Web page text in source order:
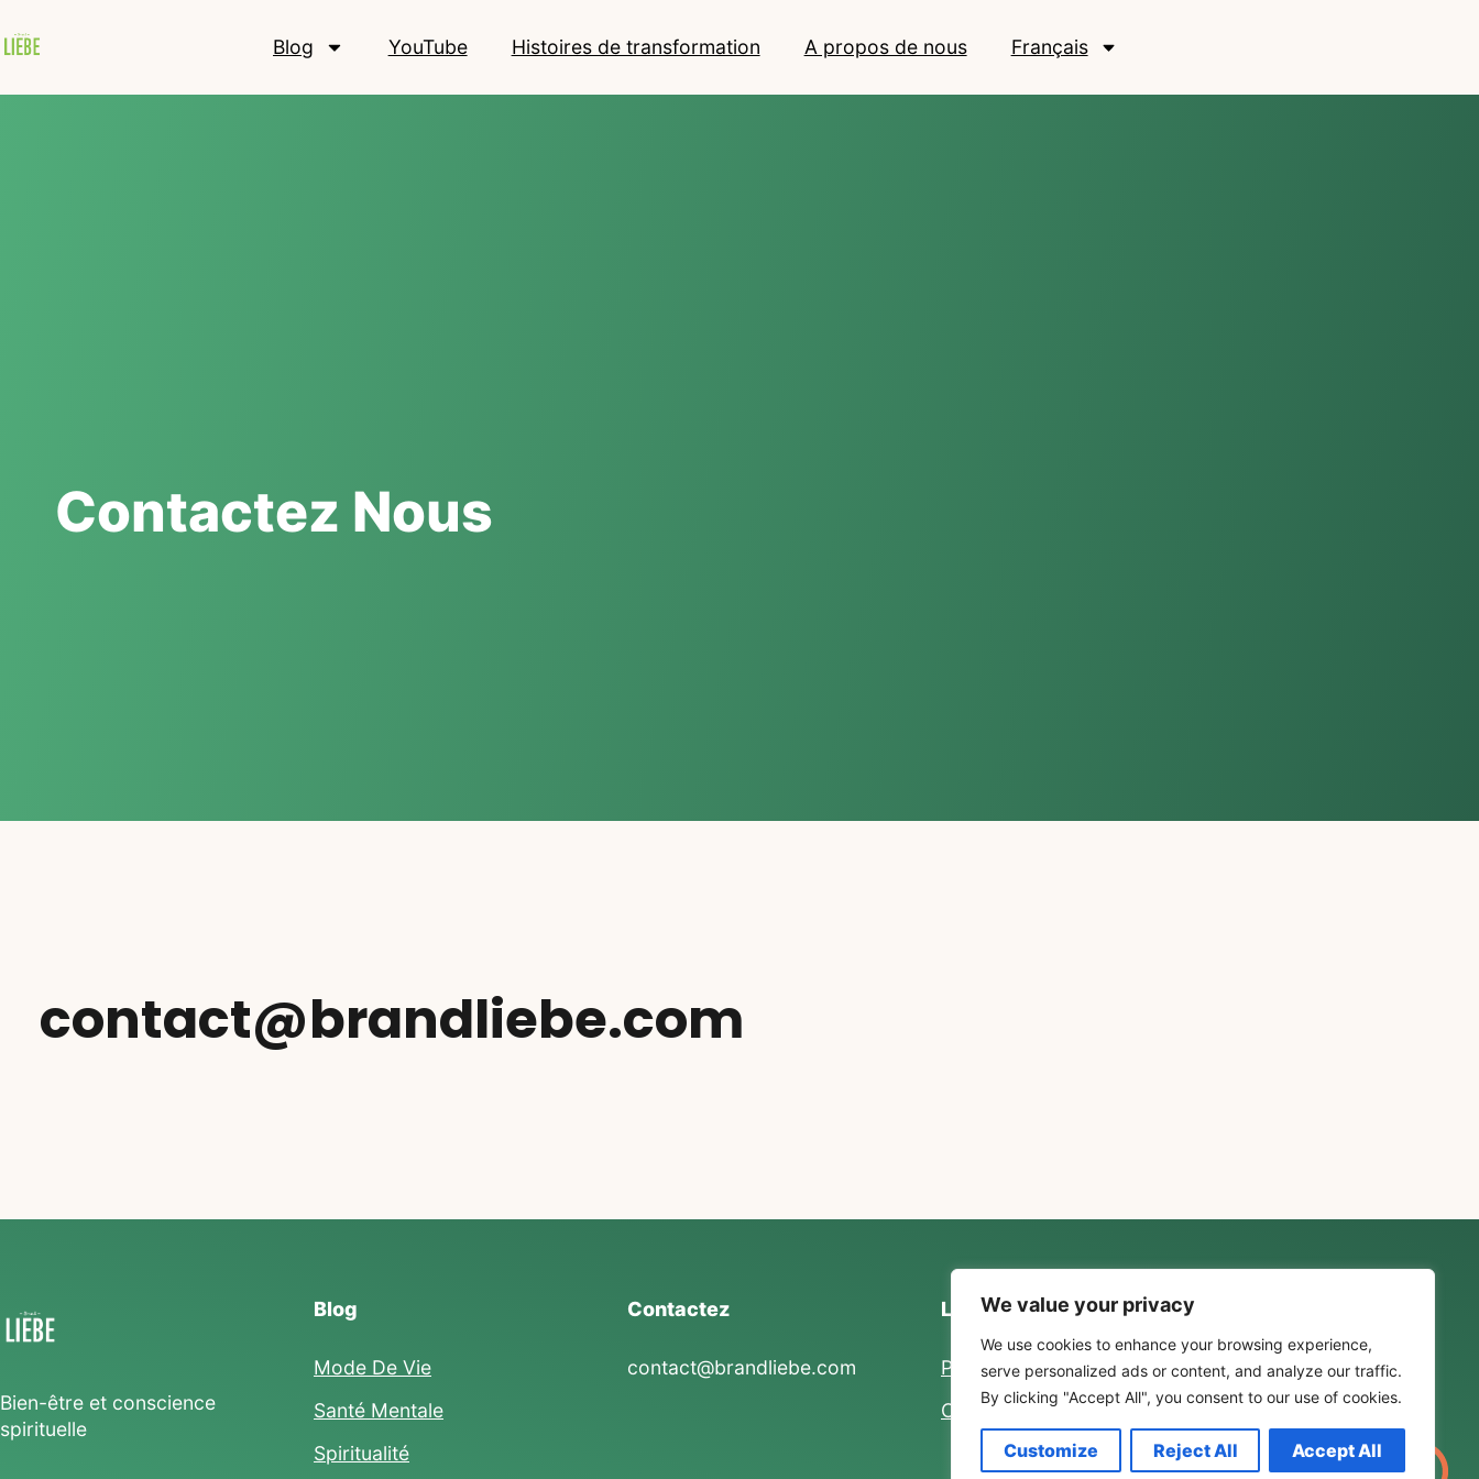
We value your privacy
We use cookies to enhance your browsing experience,
serve personalized ads or content, and analyze our traffic.
By clicking "Accept All", you consent to our use of cookies.
Customize Reject All Accept All
Blog YouTube Histoires de transformation A propos de nous Français
Contactez Nous
contact@brandliebe.com
Bien-être et conscience
spirituelle
Blog
Mode De Vie
Santé Mentale
Spiritualité
Contactez
contact@brandliebe.com
Liens
Politique De Confidentialité
Conditions D'utilisation